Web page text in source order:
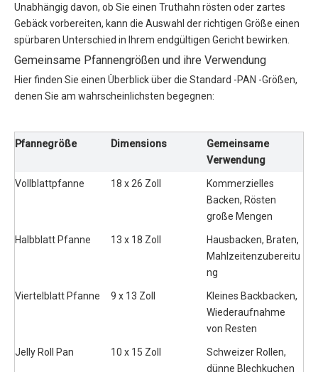
Unabhängig davon, ob Sie einen Truthahn rösten oder zartes
Gebäck vorbereiten, kann die Auswahl der richtigen Größe einen
spürbaren Unterschied in Ihrem endgültigen Gericht bewirken.
Gemeinsame Pfannengrößen und ihre Verwendung
Hier finden Sie einen Überblick über die Standard -PAN -Größen,
denen Sie am wahrscheinlichsten begegnen:
Pfannegröße Dimensions
Gemeinsame
Verwendung
Vollblattpfanne 18 x 26 Zoll
Kommerzielles
Backen, Rösten
große Mengen
Halbblatt Pfanne 13 x 18 Zoll
Hausbacken, Braten,
Mahlzeitenzubereitu
ng
Viertelblatt Pfanne 9 x 13 Zoll
Kleines Backbacken,
Wiederaufnahme
von Resten
Jelly Roll Pan 10 x 15 Zoll
Schweizer Rollen,
dünne Blechkuchen